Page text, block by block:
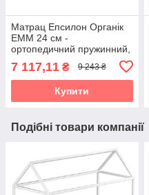
Матрац Епсилон Органік
EMM 24 см -
ортопедичний пружинний,
(Epsilon Organic)
7 117,11 ₴ 9 243 ₴
Купити
Подібні товари компанії